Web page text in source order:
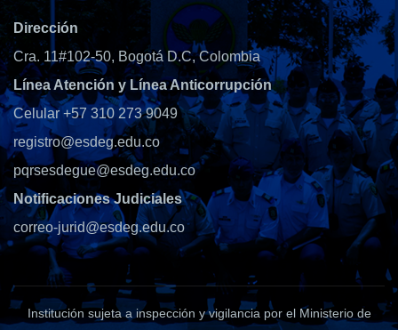
Dirección
Cra. 11#102-50, Bogotá D.C, Colombia
Línea Atención y Línea Anticorrupción
Celular +57 310 273 9049
registro@esdeg.edu.co
pqrsesdegue@esdeg.edu.co
Notificaciones Judiciales
correo-jurid@esdeg.edu.co
Institución sujeta a inspección y vigilancia por el Ministerio de